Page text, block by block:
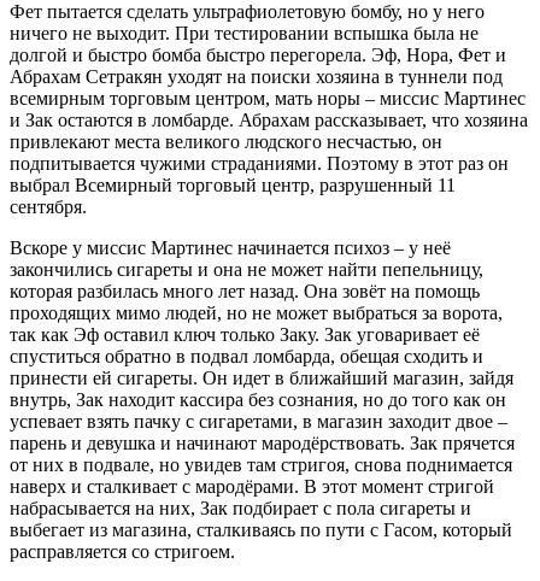
Фет пытается сделать ультрафиолетовую бомбу, но у него
ничего не выходит. При тестировании вспышка была не
долгой и быстро бомба быстро перегорела. Эф, Нора, Фет и
Абрахам Сетракян уходят на поиски хозяина в туннели под
всемирным торговым центром, мать норы – миссис Мартинес
и Зак остаются в ломбарде. Абрахам рассказывает, что хозяина
привлекают места великого людского несчастью, он
подпитывается чужими страданиями. Поэтому в этот раз он
выбрал Всемирный торговый центр, разрушенный 11
сентября.
Вскоре у миссис Мартинес начинается психоз – у неё
закончились сигареты и она не может найти пепельницу,
которая разбилась много лет назад. Она зовёт на помощь
проходящих мимо людей, но не может выбраться за ворота,
так как Эф оставил ключ только Заку. Зак уговаривает её
спуститься обратно в подвал ломбарда, обещая сходить и
принести ей сигареты. Он идет в ближайший магазин, зайдя
внутрь, Зак находит кассира без сознания, но до того как он
успевает взять пачку с сигаретами, в магазин заходит двое –
парень и девушка и начинают мародёрствовать. Зак прячется
от них в подвале, но увидев там стригоя, снова поднимается
наверх и сталкивает с мародёрами. В этот момент стригой
набрасывается на них, Зак подбирает с пола сигареты и
выбегает из магазина, сталкиваясь по пути с Гасом, который
расправляется со стригоем.